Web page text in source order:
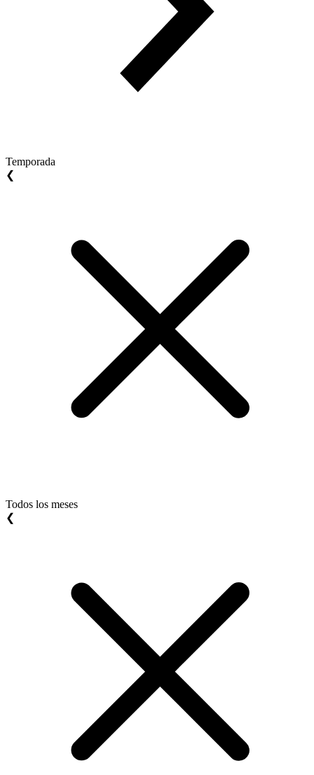
Temporada
❮
Todos los meses
❮